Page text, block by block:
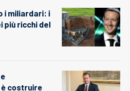
i miliardari: i
più ricchi del
costruire